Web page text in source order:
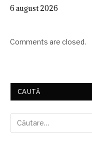
6 august 2026
Comments are closed.
CAUTĂ